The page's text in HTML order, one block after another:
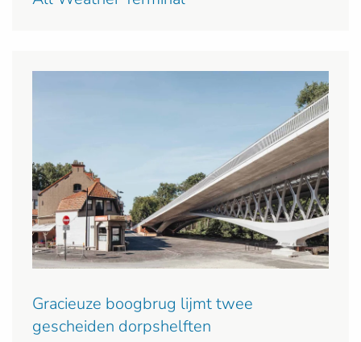
Gracieuze boogbrug lijmt twee
gescheiden dorpshelften